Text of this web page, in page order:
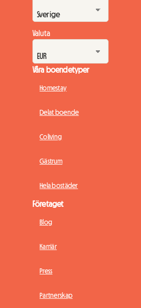
Valuta
Våra boendetyper
Homestay
Delat boende
Coliving
Gästrum
Hela bostäder
Företaget
Blog
Karriär
Press
Partnerskap